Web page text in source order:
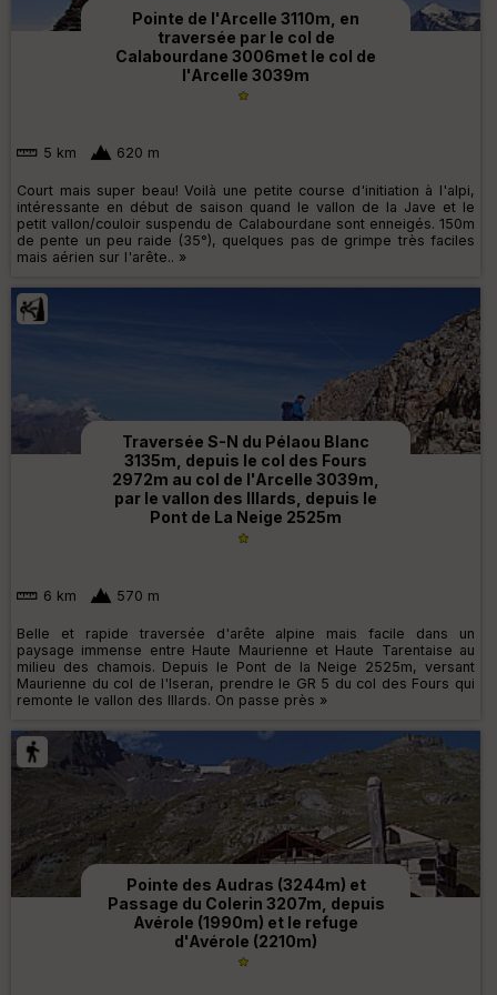
Pointe de l'Arcelle 3110m, en
traversée par le col de
Calabourdane 3006met le col de
l'Arcelle 3039m
5 km 620 m
Court mais super beau! Voilà une petite course d'initiation à l'alpi,
intéressante en début de saison quand le vallon de la Jave et le
petit vallon/couloir suspendu de Calabourdane sont enneigés. 150m
de pente un peu raide (35°), quelques pas de grimpe très faciles
mais aérien sur l'arête.. »
Traversée S-N du Pélaou Blanc
3135m, depuis le col des Fours
2972m au col de l'Arcelle 3039m,
par le vallon des Illards, depuis le
Pont de La Neige 2525m
6 km 570 m
Belle et rapide traversée d'arête alpine mais facile dans un
paysage immense entre Haute Maurienne et Haute Tarentaise au
milieu des chamois. Depuis le Pont de la Neige 2525m, versant
Maurienne du col de l'Iseran, prendre le GR 5 du col des Fours qui
remonte le vallon des Illards. On passe près »
Pointe des Audras (3244m) et
Passage du Colerin 3207m, depuis
Avérole (1990m) et le refuge
d'Avérole (2210m)